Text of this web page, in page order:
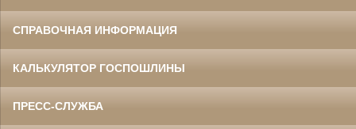
СПРАВОЧНАЯ ИНФОРМАЦИЯ
КАЛЬКУЛЯТОР ГОСПОШЛИНЫ
ПРЕСС-СЛУЖБА